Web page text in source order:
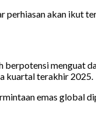
perhiasan akan ikut
berpotensi menguat
kuartal terakhir 2025.
emas global